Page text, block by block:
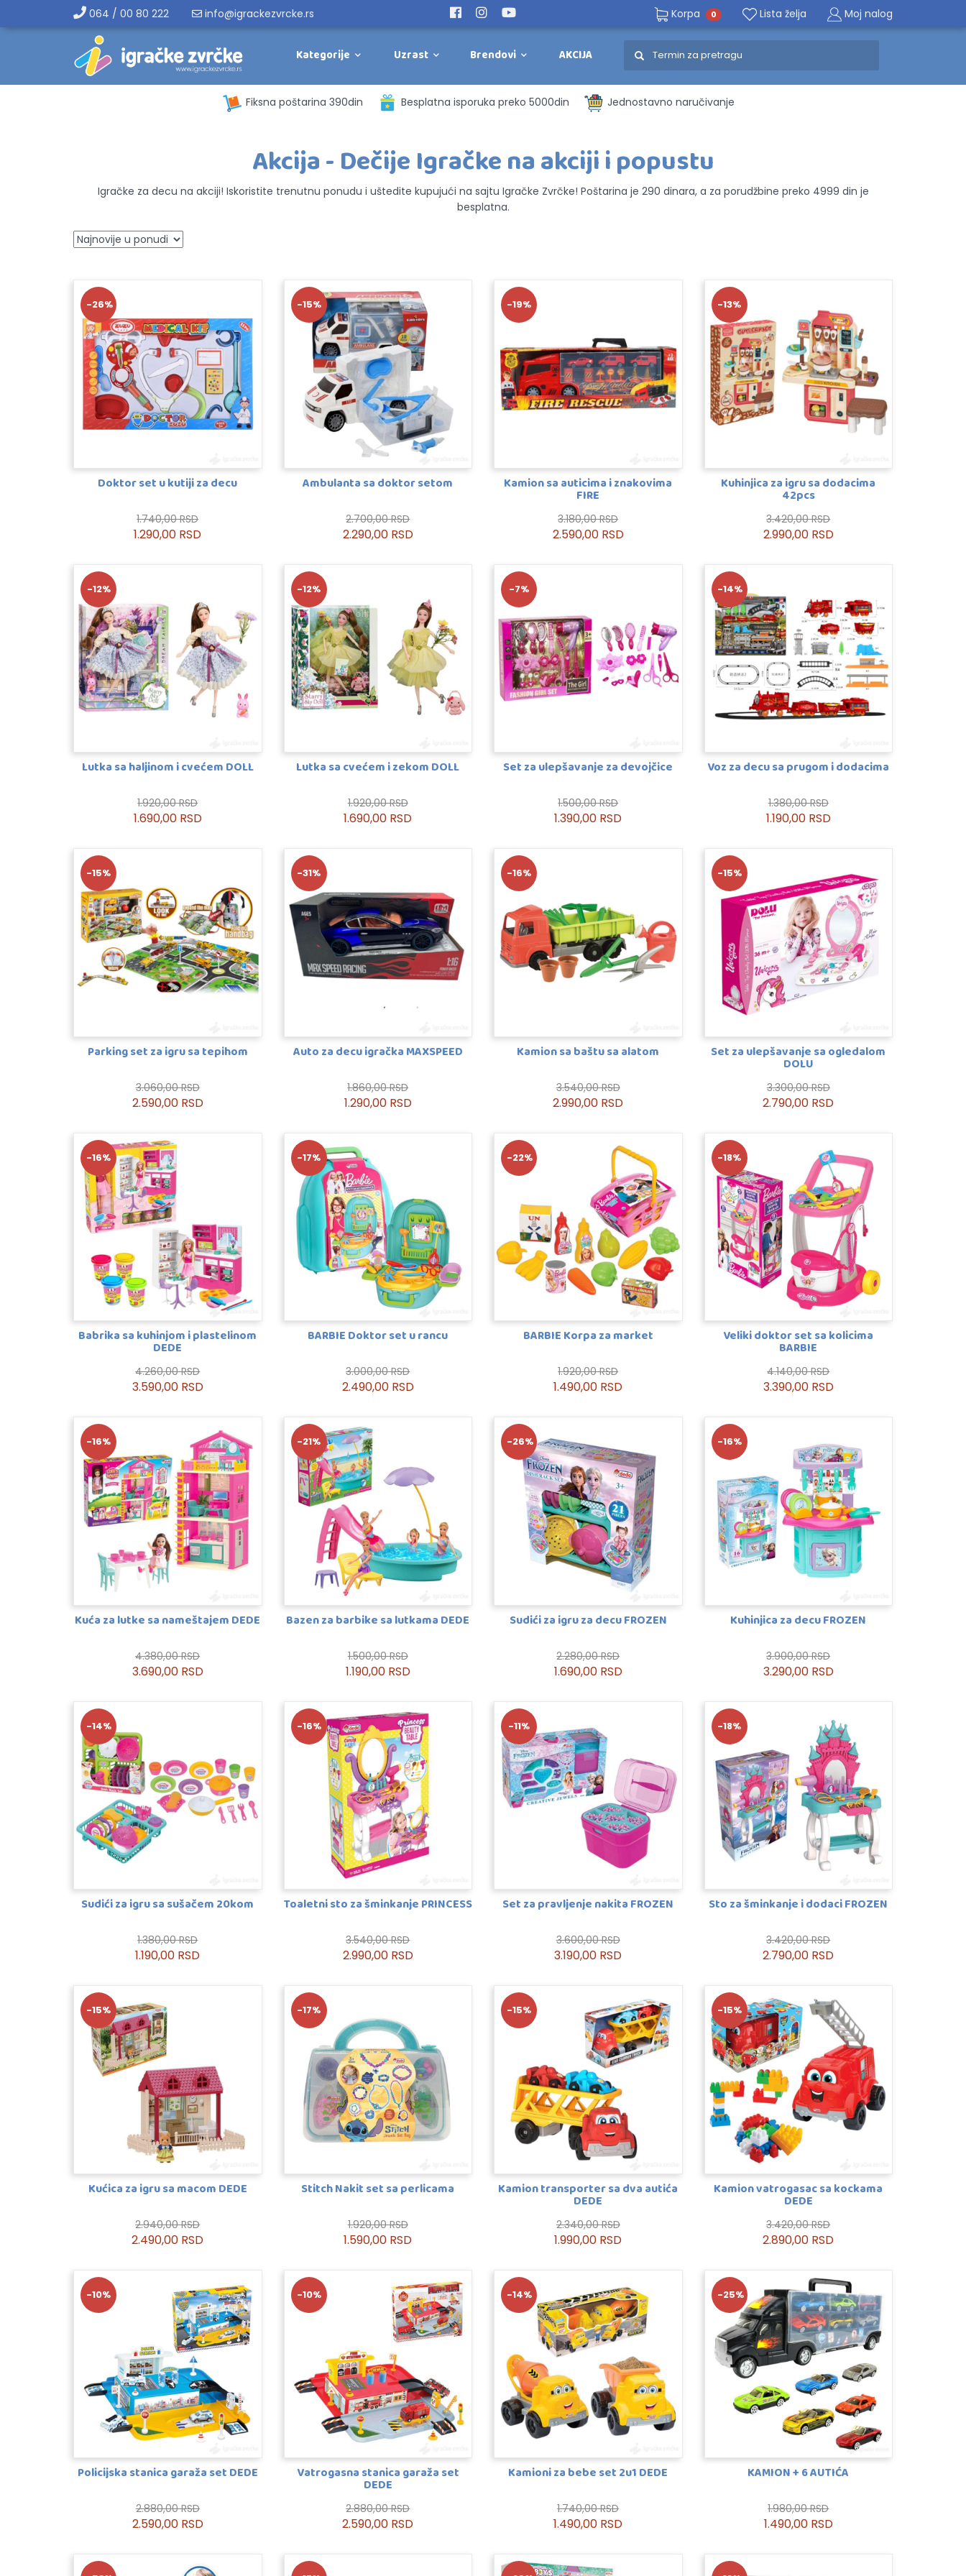
064 / 00 80 222 info@igrackezvrcke.rs Korpa 0 Lista želja Moj nalog
Kategorije Uzrast Brendovi AKCIJA
Fiksna poštarina 390din Besplatna isporuka preko 5000din Jednostavno naručivanje
Akcija - Dečije Igračke na akciji i popustu
Igračke za decu na akciji! Iskoristite trenutnu ponudu i uštedite kupujući na sajtu Igračke Zvrčke! Poštarina je 290 dinara, a za porudžbine preko 4999 din je
besplatna.
-26%
Doktor set u kutiji za decu
1.740,00 RSD
1.290,00 RSD
-15%
Ambulanta sa doktor setom
2.700,00 RSD
2.290,00 RSD
-19%
Kamion sa auticima i znakovima
FIRE
3.180,00 RSD
2.590,00 RSD
-13%
Kuhinjica za igru sa dodacima
42pcs
3.420,00 RSD
2.990,00 RSD
-12%
Lutka sa haljinom i cvećem DOLL
1.920,00 RSD
1.690,00 RSD
-12%
Lutka sa cvećem i zekom DOLL
1.920,00 RSD
1.690,00 RSD
-7%
Set za ulepšavanje za devojčice
1.500,00 RSD
1.390,00 RSD
-14%
Voz za decu sa prugom i dodacima
1.380,00 RSD
1.190,00 RSD
-15%
Parking set za igru sa tepihom
3.060,00 RSD
2.590,00 RSD
-31%
Auto za decu igračka MAXSPEED
1.860,00 RSD
1.290,00 RSD
-16%
Kamion sa baštu sa alatom
3.540,00 RSD
2.990,00 RSD
-15%
Set za ulepšavanje sa ogledalom
DOLU
3.300,00 RSD
2.790,00 RSD
-16%
Babrika sa kuhinjom i plastelinom
DEDE
4.260,00 RSD
3.590,00 RSD
-17%
BARBIE Doktor set u rancu
3.000,00 RSD
2.490,00 RSD
-22%
BARBIE Korpa za market
1.920,00 RSD
1.490,00 RSD
-18%
Veliki doktor set sa kolicima
BARBIE
4.140,00 RSD
3.390,00 RSD
-16%
Kuća za lutke sa nameštajem DEDE
4.380,00 RSD
3.690,00 RSD
-21%
Bazen za barbike sa lutkama DEDE
1.500,00 RSD
1.190,00 RSD
-26%
Sudići za igru za decu FROZEN
2.280,00 RSD
1.690,00 RSD
-16%
Kuhinjica za decu FROZEN
3.900,00 RSD
3.290,00 RSD
-14%
Sudići za igru sa sušačem 20kom
1.380,00 RSD
1.190,00 RSD
-16%
Toaletni sto za šminkanje PRINCESS
3.540,00 RSD
2.990,00 RSD
-11%
Set za pravljenje nakita FROZEN
3.600,00 RSD
3.190,00 RSD
-18%
Sto za šminkanje i dodaci FROZEN
3.420,00 RSD
2.790,00 RSD
-15%
Kućica za igru sa macom DEDE
2.940,00 RSD
2.490,00 RSD
-17%
Stitch Nakit set sa perlicama
1.920,00 RSD
1.590,00 RSD
-15%
Kamion transporter sa dva autića
DEDE
2.340,00 RSD
1.990,00 RSD
-15%
Kamion vatrogasac sa kockama
DEDE
3.420,00 RSD
2.890,00 RSD
-10%
Policijska stanica garaža set DEDE
2.880,00 RSD
2.590,00 RSD
-10%
Vatrogasna stanica garaža set
DEDE
2.880,00 RSD
2.590,00 RSD
-14%
Kamioni za bebe set 2u1 DEDE
1.740,00 RSD
1.490,00 RSD
-25%
KAMION + 6 AUTIĆA
1.980,00 RSD
1.490,00 RSD